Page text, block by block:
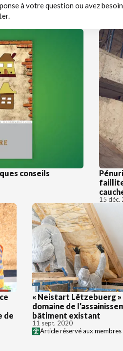
à votre question ou avez besoin
conseils
15 déc.
de
« Neistart Lëtzebuerg »
domaine de
bâtiment existant
11 sept. 2020
Article réservé aux membres